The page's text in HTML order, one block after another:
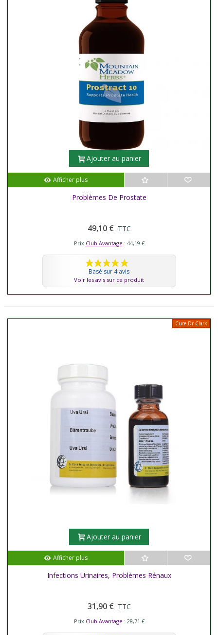
Ajouter au panier
Afficher plus
Problèmes De Prostate
49,10 € TTC
Prix Club Avantage : 44,19 €
Basé sur 4 avis
Voir les avis sur ce produit
Cure Dr Clark
Ajouter au panier
Afficher plus
Infections Urinaires, Problèmes Rénaux
31,90 € TTC
Prix Club Avantage : 28,71 €